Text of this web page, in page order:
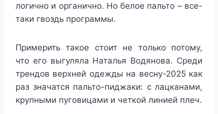
логично и органично. Но белое пальто – все-
таки гвоздь программы.
Примерить такое стоит не только потому,
что его выгуляла Наталья Водянова. Среди
трендов верхней одежды на весну-2025 как
раз значатся пальто-пиджаки: с лацканами,
крупными пуговицами и четкой линией плеч.